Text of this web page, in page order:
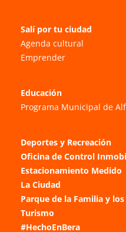
Salí por tu ciudad
Agenda cultural
Emprender
Educación
Programa Municipal de
Deportes y Recreación
Oficina de Control
Estacionamiento Medido
La Ciudad
Parque de la Familia y
Turismo
#HechoEnBera